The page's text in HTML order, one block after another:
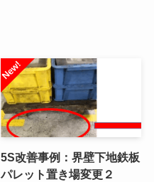
5S改善事例：界壁下地鉄板
パレット置き場変更２